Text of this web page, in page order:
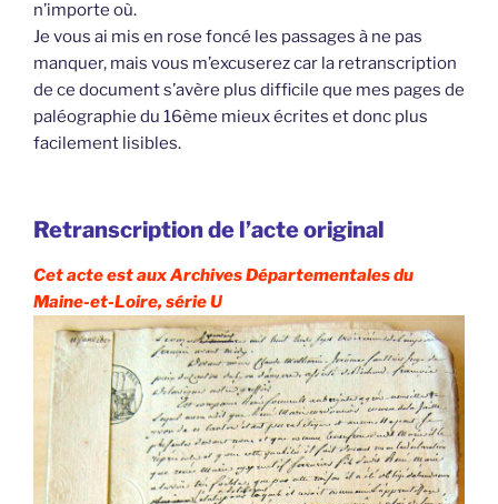
n’importe où.
Je vous ai mis en rose foncé les passages à ne pas
manquer, mais vous m’excuserez car la retranscription
de ce document s’avère plus difficile que mes pages de
paléographie du 16ème mieux écrites et donc plus
facilement lisibles.
Retranscription de l’acte original
Cet acte est aux Archives Départementales du
Maine-et-Loire, série U